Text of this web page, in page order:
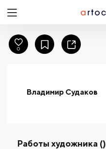
Владимир Судаков
Работы художника ()
0